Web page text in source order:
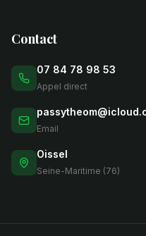
Contact
07 84 78 98 53
Appel direct
Email
Oissel
Seine-Maritime (76)